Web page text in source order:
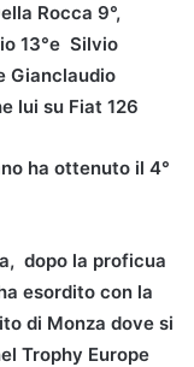
Rocca 9°,
13°e Silvio
Gianclaudio
lui su Fiat 126
ha ottenuto il 4°
dopo la proficua
esordito con la
di Monza dove si
Trophy Europe